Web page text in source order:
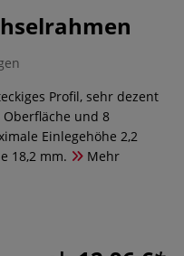
Profil, sehr dezent
und 8
Einlegehöhe 2,2
18,2 mm.
Mehr